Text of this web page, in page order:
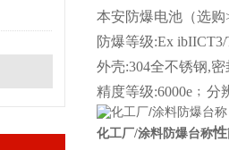
本安防爆电池（选购
防爆等级:Ex
外壳:304全不锈钢,
精度等级:6000e﹔分
化工厂/涂料防爆台称